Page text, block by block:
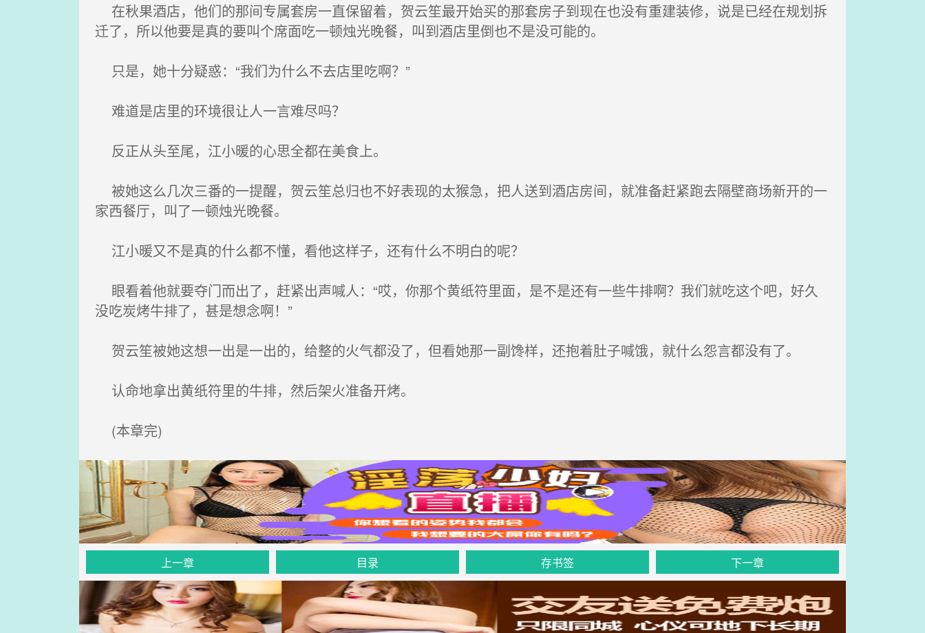
在秋果酒店，他们的那间专属套房一直保留着，贺云笙最开始买的那套房子到现在也没有重建装修，说是已经在规划拆
迁了，所以他要是真的要叫个席面吃一顿烛光晚餐，叫到酒店里倒也不是没可能的。
只是，她十分疑惑：“我们为什么不去店里吃啊？”
难道是店里的环境很让人一言难尽吗？
反正从头至尾，江小暖的心思全都在美食上。
被她这么几次三番的一提醒，贺云笙总归也不好表现的太猴急，把人送到酒店房间，就准备赶紧跑去隔壁商场新开的一
家西餐厅，叫了一顿烛光晚餐。
江小暖又不是真的什么都不懂，看他这样子，还有什么不明白的呢？
眼看着他就要夺门而出了，赶紧出声喊人：“哎，你那个黄纸符里面，是不是还有一些牛排啊？我们就吃这个吧，好久
没吃炭烤牛排了，甚是想念啊！”
贺云笙被她这想一出是一出的，给整的火气都没了，但看她那一副馋样，还抱着肚子喊饿，就什么怨言都没有了。
认命地拿出黄纸符里的牛排，然后架火准备开烤。
(本章完)
上一章 目录 存书签 下一章